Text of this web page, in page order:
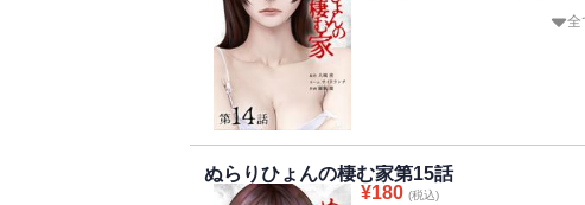
と、居るはずの祖父母の姿 全
ぬらりひょんの棲む家第15話
¥180 (税込)